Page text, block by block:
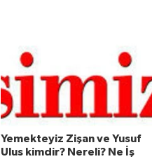
Yemekteyiz Zişan ve Yusuf
Ulus kimdir? Nereli? Ne İş